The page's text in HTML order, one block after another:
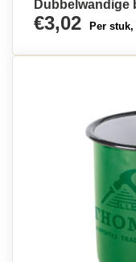
Dubbelwandige
€3,02 Per